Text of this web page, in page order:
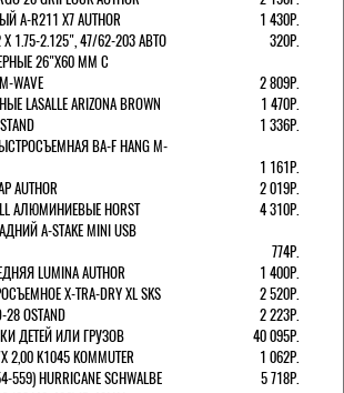
R211 X7 AUTHOR
1 430Р.
1.75-2.125", 47/62-203 АВТО
320Р.
26"Х60 ММ С
WAVE
2 809Р.
ARIZONA BROWN
1 470Р.
1 336Р.
BA-F HANG M-
1 161Р.
AUTHOR
2 019Р.
АЛЮМИНИЕВЫЕ HORST
4 310Р.
A-STAKE MINI USB
774Р.
LUMINA AUTHOR
1 400Р.
X-TRA-DRY XL SKS
2 520Р.
OSTAND
2 223Р.
ДЕТЕЙ ИЛИ ГРУЗОВ
40 095Р.
K1045 KOMMUTER
1 062Р.
HURRICANE SCHWALBE
5 718Р.